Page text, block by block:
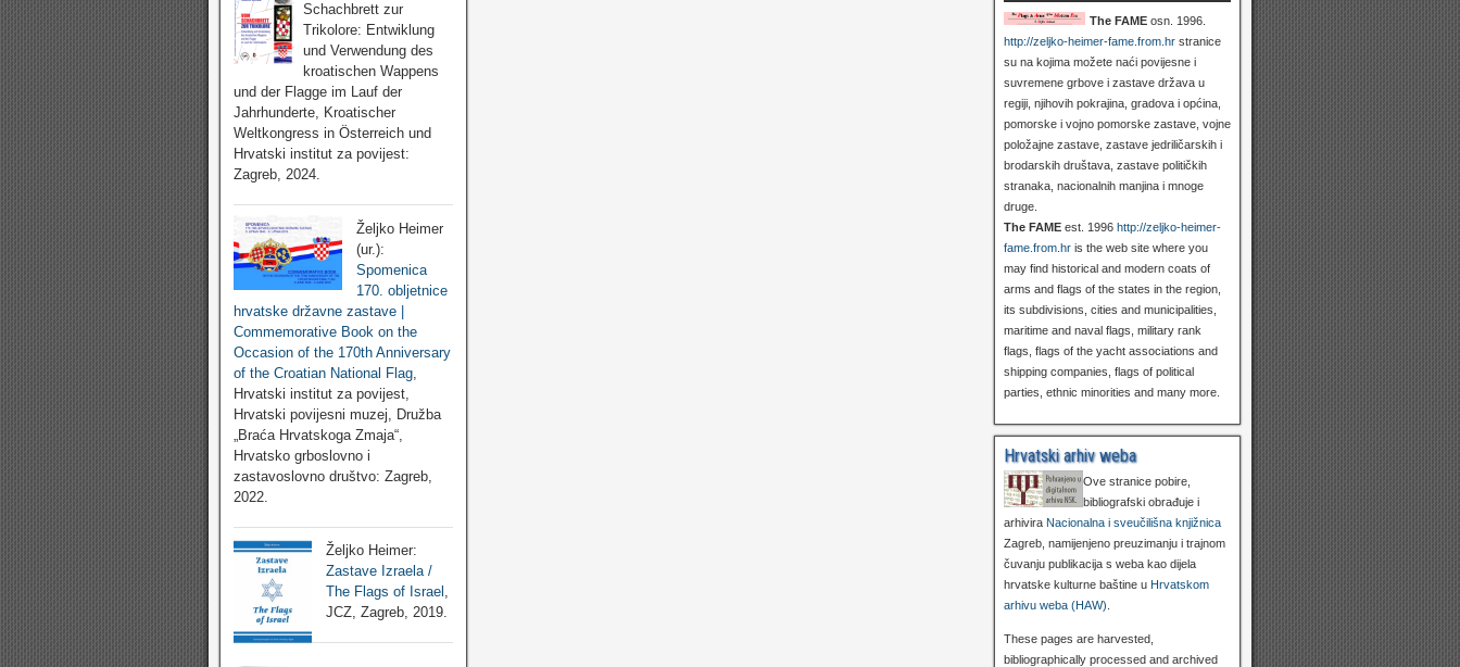
Schachbrett zur
Trikolore: Entwiklung
und Verwendung des
kroatischen Wappens
und der Flagge im Lauf der
Jahrhunderte, Kroatischer
Weltkongress in Österreich und
Hrvatski institut za povijest:
Zagreb, 2024.
Željko Heimer
(ur.):
Spomenica
170. obljetnice
hrvatske državne zastave |
Commemorative Book on the
Occasion of the 170th Anniversary
of the Croatian National Flag
Hrvatski institut za povijest,
Hrvatski povijesni muzej, Družba
„Braća Hrvatskoga Zmaja“,
Hrvatsko grboslovno i
zastavoslovno društvo: Zagreb,
2022.
Željko Heimer:
Zastave Izraela /
The Flags of Israel ,
JCZ, Zagreb, 2019.
The FAMEosn. 1996.
http://zeljko-heimer-fame.from.hrstranice
su na kojima možete naći povijesne i
suvremene grbove i zastave država u
regiji, njihovih pokrajina, gradova i općina,
pomorske i vojno pomorske zastave, vojne
položajne zastave, zastave jedriličarskih i
brodarskih društava, zastave političkih
stranaka, nacionalnih manjina i mnoge
druge.
The FAMEest. 1996 http://zeljko-heimer-
fame.from.hris the web site where you
may find historical and modern coats of
arms and flags of the states in the region,
its subdivisions, cities and municipalities,
maritime and naval flags, military rank
flags, flags of the yacht associations and
shipping companies, flags of political
parties, ethnic minorities and many more.
Hrvatski arhiv weba
Ove stranice pobire,
bibliografski obrađuje i
arhivira Nacionalna i sveučilišna knjižnica
Zagreb, namijenjeno preuzimanju i trajnom
čuvanju publikacija s weba kao dijela
hrvatske kulturne baštine u Hrvatskom
arhivu weba (HAW)
These pages are harvested,
bibliographically processed and archived